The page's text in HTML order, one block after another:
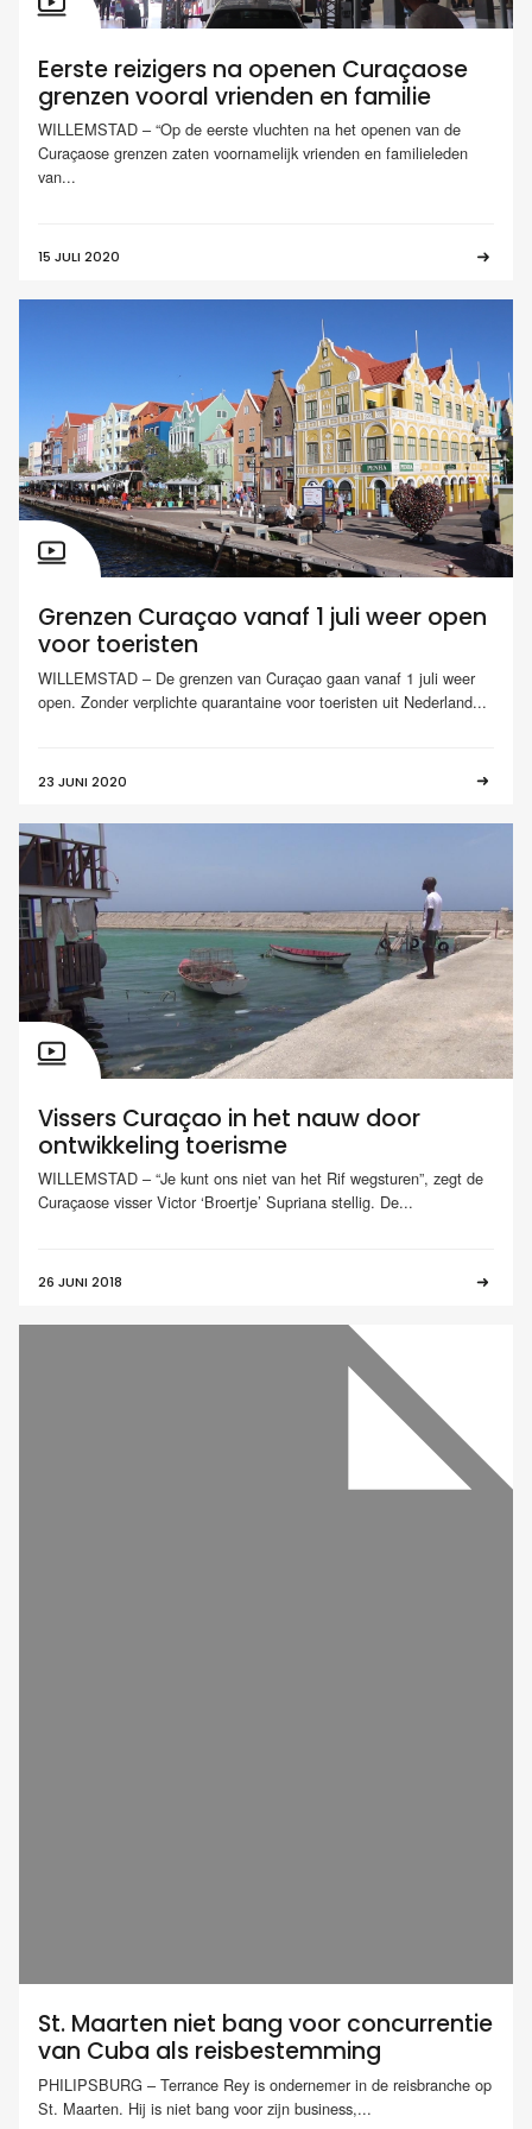
Eerste reizigers na openen Curaçaose
grenzen vooral vrienden en familie
WILLEMSTAD – “Op de eerste vluchten na het openen van de
Curaçaose grenzen zaten voornamelijk vrienden en familieleden
van...
15 JULI 2020
Grenzen Curaçao vanaf 1 juli weer open
voor toeristen
WILLEMSTAD – De grenzen van Curaçao gaan vanaf 1 juli weer
open. Zonder verplichte quarantaine voor toeristen uit Nederland...
23 JUNI 2020
Vissers Curaçao in het nauw door
ontwikkeling toerisme
WILLEMSTAD – “Je kunt ons niet van het Rif wegsturen”, zegt de
Curaçaose visser Victor ‘Broertje’ Supriana stellig. De...
26 JUNI 2018
St. Maarten niet bang voor concurrentie
van Cuba als reisbestemming
PHILIPSBURG – Terrance Rey is ondernemer in de reisbranche op
St. Maarten. Hij is niet bang voor zijn business,...